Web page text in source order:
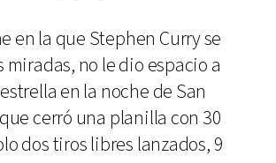
en la que Stephen Curry se
miradas, no le dio espacio a
en la noche de San
cerró una planilla con 30
dos tiros libres lanzados, 9